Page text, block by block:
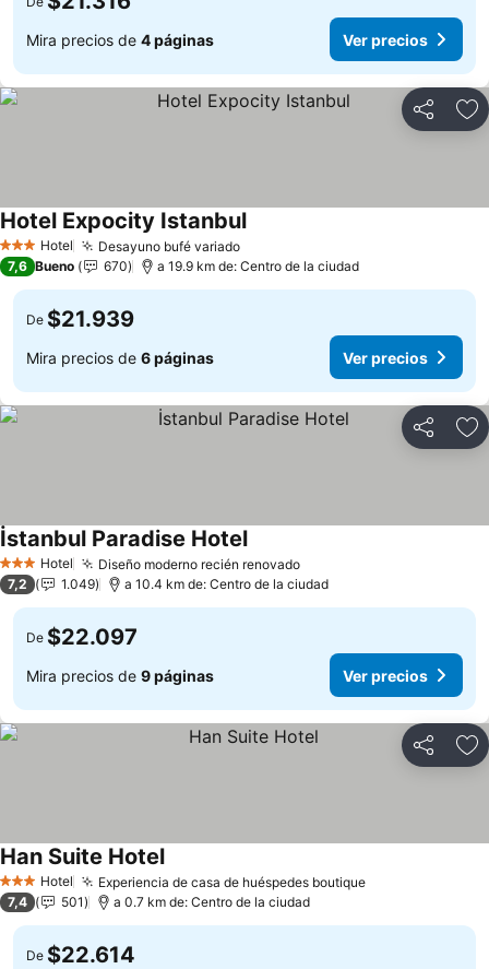
Mira precios de 4 páginas Ver precios
Compartir
3 Estrellas
Hotel Desayuno bufé variado
Hotel Expocity Istanbul
7,6 Bueno 670 a 19.9 km de: Centro de la ciudad
De $21.939
Mira precios de 6 páginas Ver precios
Compartir
3 Estrellas
Hotel Diseño moderno recién renovado
İstanbul Paradise Hotel
7,2 1.049 a 10.4 km de: Centro de la ciudad
De $22.097
Mira precios de 9 páginas Ver precios
Compartir
3 Estrellas
Hotel Experiencia de casa de huéspedes boutique
Han Suite Hotel
7,4 501 a 0.7 km de: Centro de la ciudad
De $22.614